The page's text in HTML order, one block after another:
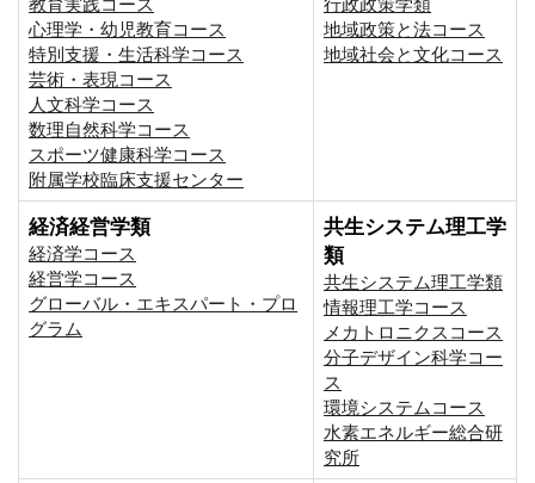
心理学・幼児教育コース
特別支援・生活科学コース
芸術・表現コース
人文科学コース
数理自然科学コース
スポーツ健康科学コース
附属学校臨床支援センター
地域政策と法コース
地域社会と文化コース
経済経営学類
経済学コース
経営学コース
グローバル・エキスパート・プロ
グラム
共生システム理工学
類
共生システム理工学類
情報理工学コース
メカトロニクスコース
分子デザイン科学コー
ス
環境システムコース
⽔素エネルギー総合研
究所